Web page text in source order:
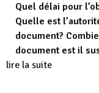
Quel délai pour
Quelle est
document?
document est il
lire la suite